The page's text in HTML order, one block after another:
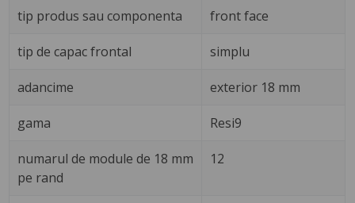
tip produs sau componenta front face
tip de capac frontal simplu
adancime exterior 18 mm
gama Resi9
numarul de module de 18 mm
pe rand
12